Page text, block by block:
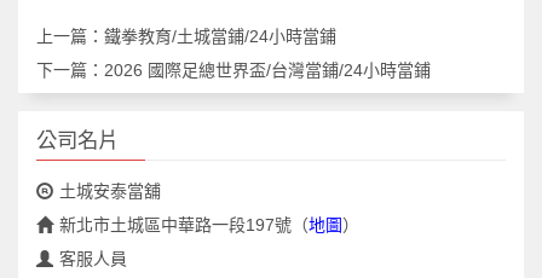
上一篇： 鐵拳教育/土城當鋪/24小時當鋪
下一篇： 2026 國際足總世界盃/台灣當鋪/24小時當鋪
公司名片
土城安泰當舖
新北市土城區中華路一段197號 （地圖）
客服人員